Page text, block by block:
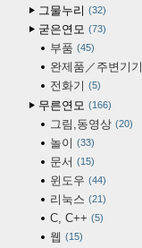
그물누리 32
굳은연모 73
부품 45
완제품／주변기기
전화기 5
무른연모 166
그림,동영상 20
놀이 33
문서 15
윈도우 44
리눅스 21
C, C++ 5
웹 15